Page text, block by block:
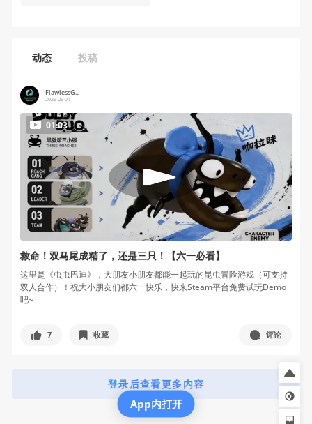
动态 投稿
FlawlessG...
2026-06-01
01:03
救命！双马尾成精了，还是三只！【六一必看】
这里是《虫虫巴迪》，大朋友小朋友都能一起玩的昆虫冒险游戏（可支持
双人合作）！祝大小朋友们都六一快乐，快来Steam平台免费试玩Demo
吧~
7 收藏 评论
登录后查看更多内容
App内打开